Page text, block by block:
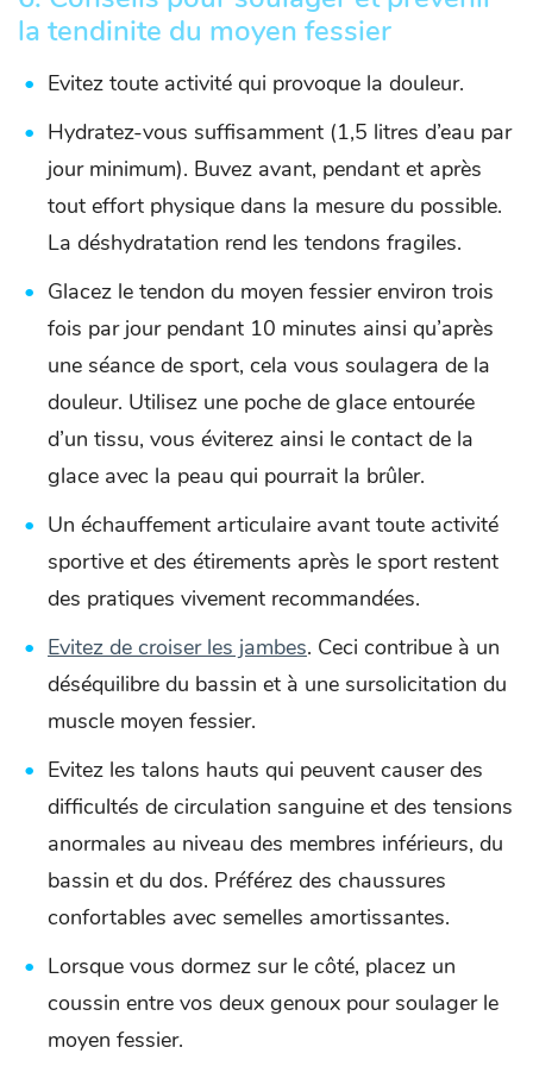
la tendinite du moyen fessier
Evitez toute activité qui provoque la douleur.
Hydratez-vous suffisamment (1,5 litres d’eau par
jour minimum). Buvez avant, pendant et après
tout effort physique dans la mesure du possible.
La déshydratation rend les tendons fragiles.
Glacez le tendon du moyen fessier environ trois
fois par jour pendant 10 minutes ainsi qu’après
une séance de sport, cela vous soulagera de la
douleur. Utilisez une poche de glace entourée
d’un tissu, vous éviterez ainsi le contact de la
glace avec la peau qui pourrait la brûler.
Un échauffement articulaire avant toute activité
sportive et des étirements après le sport restent
des pratiques vivement recommandées.
Evitez de croiser les jambes. Ceci contribue à un
déséquilibre du bassin et à une sursolicitation du
muscle moyen fessier.
Evitez les talons hauts qui peuvent causer des
difficultés de circulation sanguine et des tensions
anormales au niveau des membres inférieurs, du
bassin et du dos. Préférez des chaussures
confortables avec semelles amortissantes.
Lorsque vous dormez sur le côté, placez un
coussin entre vos deux genoux pour soulager le
moyen fessier.